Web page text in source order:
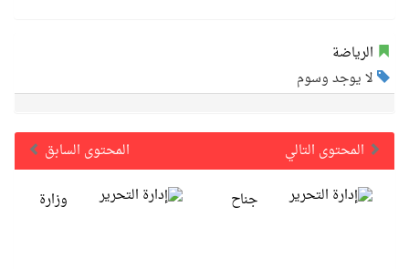
الرياضة
لا يوجد وسوم
المحتوى السابق
المحتوى التالي
وزارة
جناح